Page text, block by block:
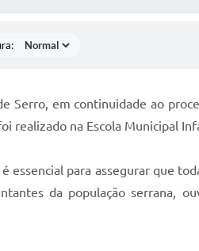
Serro, em continuidade ao
realizado na Escola Municipal
essencial para assegurar que
da população serrana,